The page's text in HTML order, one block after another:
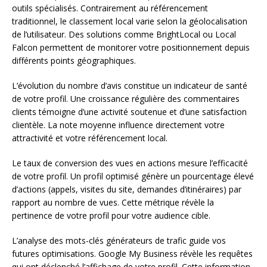
outils spécialisés. Contrairement au référencement
traditionnel, le classement local varie selon la géolocalisation
de l’utilisateur. Des solutions comme BrightLocal ou Local
Falcon permettent de monitorer votre positionnement depuis
différents points géographiques.
L’évolution du nombre d’avis constitue un indicateur de santé
de votre profil. Une croissance régulière des commentaires
clients témoigne d’une activité soutenue et d’une satisfaction
clientèle. La note moyenne influence directement votre
attractivité et votre référencement local.
Le taux de conversion des vues en actions mesure l’efficacité
de votre profil. Un profil optimisé génère un pourcentage élevé
d’actions (appels, visites du site, demandes d’itinéraires) par
rapport au nombre de vues. Cette métrique révèle la
pertinence de votre profil pour votre audience cible.
L’analyse des mots-clés générateurs de trafic guide vos
futures optimisations. Google My Business révèle les requêtes